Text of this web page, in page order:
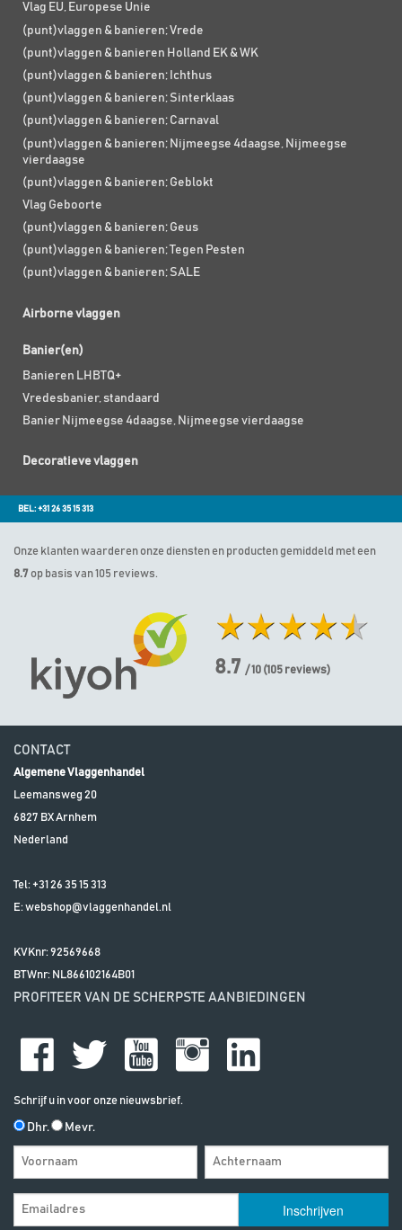
Vlag EU, Europese Unie
(punt)vlaggen & banieren; Vrede
(punt)vlaggen & banieren Holland EK & WK
(punt)vlaggen & banieren; Ichthus
(punt)vlaggen & banieren; Sinterklaas
(punt)vlaggen & banieren; Carnaval
(punt)vlaggen & banieren; Nijmeegse 4daagse, Nijmeegse
vierdaagse
(punt)vlaggen & banieren; Geblokt
Vlag Geboorte
(punt)vlaggen & banieren; Geus
(punt)vlaggen & banieren; Tegen Pesten
(punt)vlaggen & banieren; SALE
Airborne vlaggen
Banier(en)
Banieren LHBTQ+
Vredesbanier, standaard
Banier Nijmeegse 4daagse, Nijmeegse vierdaagse
Decoratieve vlaggen
BEL: +31 26 35 15 313
Onze klanten waarderen onze diensten en producten gemiddeld met een
8.7 op basis van 105 reviews.
8.7 / 10 (105 reviews)
CONTACT
Algemene Vlaggenhandel
Leemansweg 20
6827 BXArnhem
Nederland
Tel: +31 26 35 15 313
E:webshop@vlaggenhandel.nl
KVKnr: 92569668
BTWnr: NL866102164B01
PROFITEER VAN DE SCHERPSTE AANBIEDINGEN
Schrijf u in voor onze nieuwsbrief.
Dhr. Mevr.